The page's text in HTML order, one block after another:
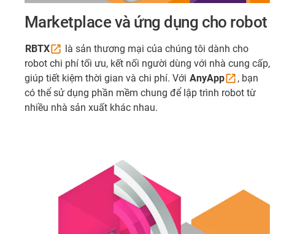
Marketplace và ứng dụng cho robot
RBTX
là sản thương mại của chúng tôi dành cho
robot chi phí tối ưu, kết nối người dùng với nhà cung cấp,
giúp tiết kiệm thời gian và chi phí. Với AnyApp
, bạn
có thể sử dụng phần mềm chung để lập trình robot từ
nhiều nhà sản xuất khác nhau.